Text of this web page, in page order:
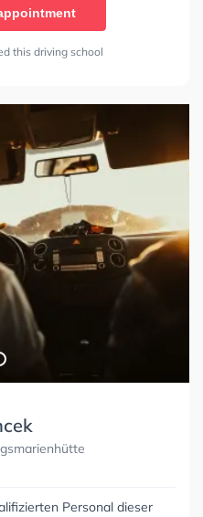
this driving school
Personal dieser